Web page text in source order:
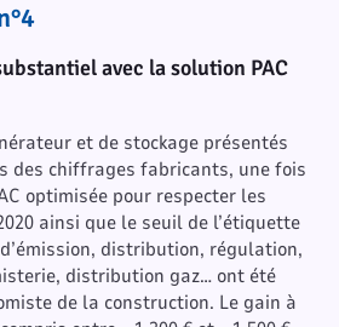
avec la solution PAC
et de stockage présentés
des chiffrages fabricants, une fois
optimisée pour respecter les
ainsi que le seuil de l’étiquette
distribution, régulation,
distribution gaz… ont été
de la construction. Le gain à